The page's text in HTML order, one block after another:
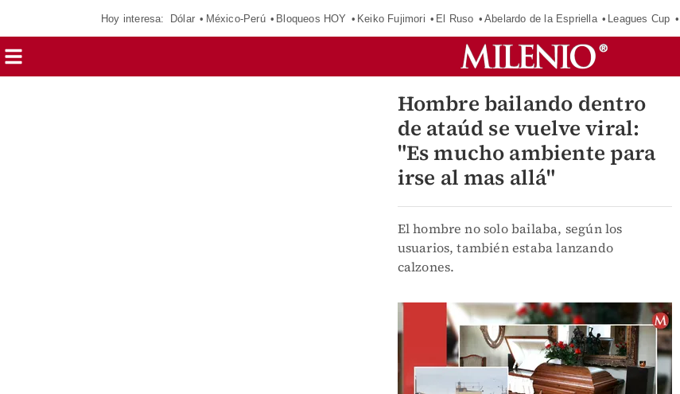
Hoy interesa: Dólar México-Perú Bloqueos HOY Keiko Fujimori El Ruso Abelardo de la Espriella Leagues Cup
Hombre bailando dentro
de ataúd se vuelve viral:
"Es mucho ambiente para
irse al mas allá"
El hombre no solo bailaba, según los
usuarios, también estaba lanzando
calzones.